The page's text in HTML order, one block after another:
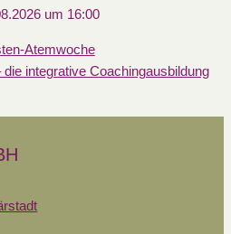
um 16:00
Atemwoche
integrative Coachingausbildung